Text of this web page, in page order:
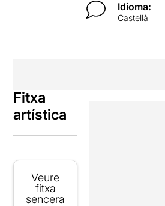
Idioma:
Castellà
Fitxa
artística
Veure
fitxa
sencera